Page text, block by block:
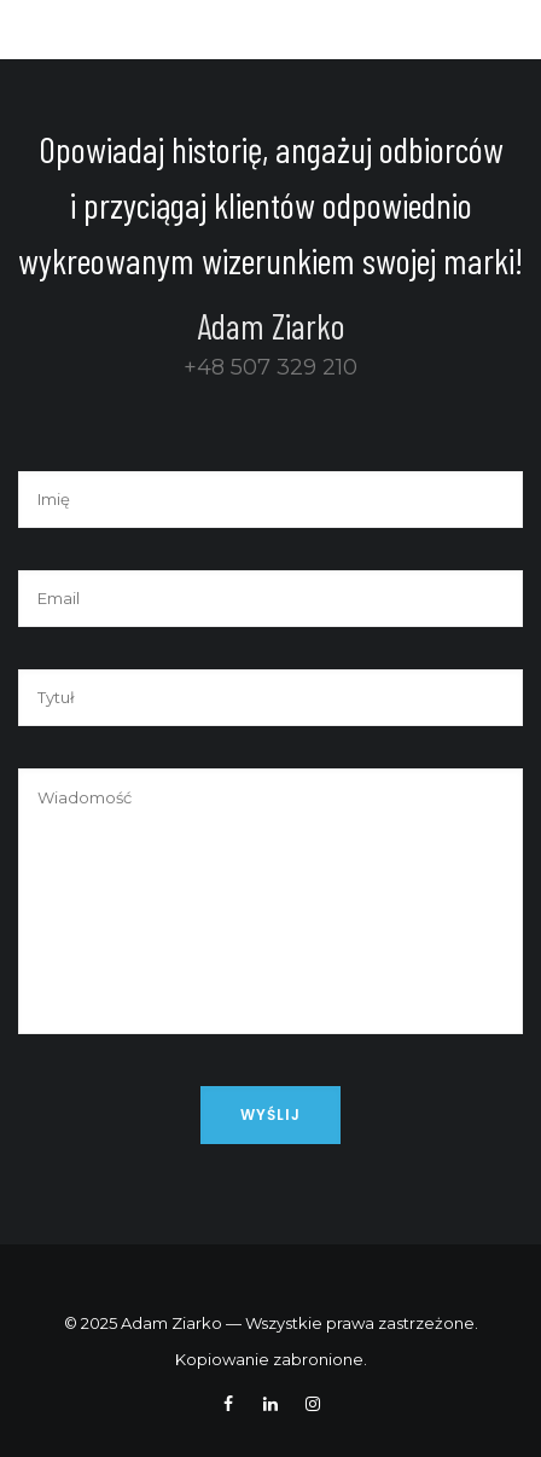
Opowiadaj historię, angażuj odbiorców
i przyciągaj klientów odpowiednio
wykreowanym wizerunkiem swojej marki!
Adam Ziarko
+48 507 329 210
© 2025 Adam Ziarko — Wszystkie prawa zastrzeżone.
Kopiowanie zabronione.